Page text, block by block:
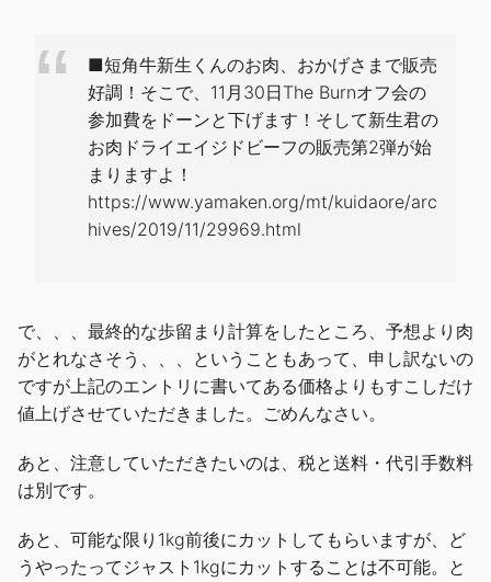
■短角牛新生くんのお肉、おかげさまで販売
好調！そこで、11月30日The Burnオフ会の
参加費をドーンと下げます！そして新生君の
お肉ドライエイジドビーフの販売第2弾が始
まりますよ！
https://www.yamaken.org/mt/kuidaore/arc
hives/2019/11/29969.html
で、、、最終的な歩留まり計算をしたところ、予想より肉
がとれなさそう、、、ということもあって、申し訳ないの
ですが上記のエントリに書いてある価格よりもすこしだけ
値上げさせていただきました。ごめんなさい。
あと、注意していただきたいのは、税と送料・代引手数料
は別です。
あと、可能な限り1kg前後にカットしてもらいますが、ど
うやったってジャスト1kgにカットすることは不可能。と